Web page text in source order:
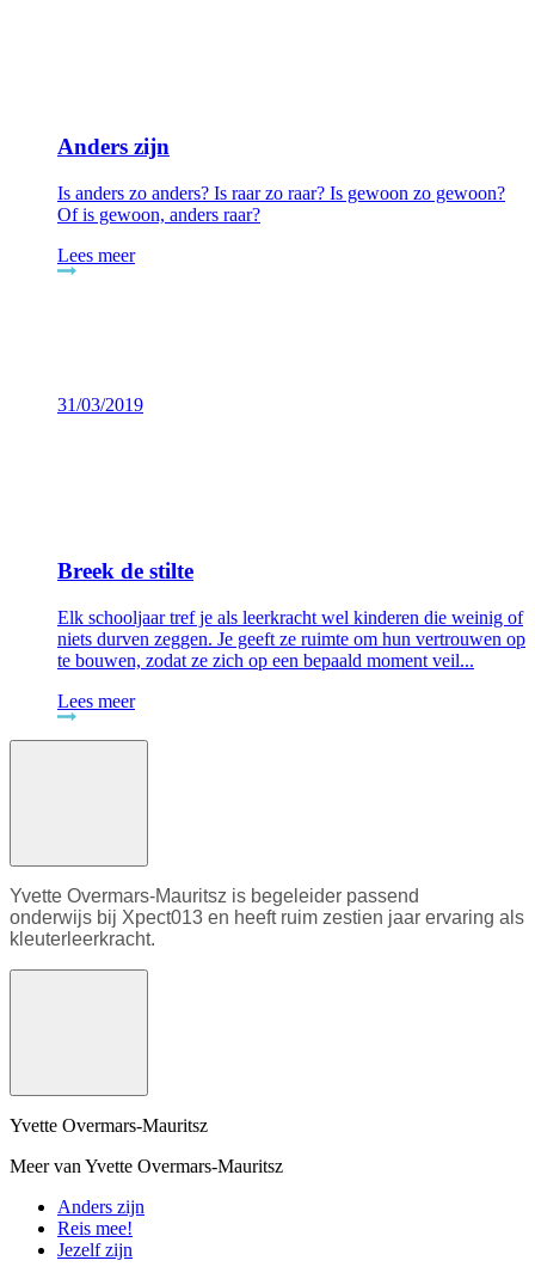
Anders zijn
Is anders zo anders? Is raar zo raar? Is gewoon zo gewoon?
Of is gewoon, anders raar?
Lees meer
31/03/2019
Breek de stilte
Elk schooljaar tref je als leerkracht wel kinderen die weinig of
niets durven zeggen. Je geeft ze ruimte om hun vertrouwen op
te bouwen, zodat ze zich op een bepaald moment veil...
Lees meer
Yvette Overmars-Mauritsz is begeleider passend
onderwijs bij Xpect013 en heeft ruim zestien jaar ervaring als
kleuterleerkracht.
Yvette Overmars-Mauritsz
Meer van Yvette Overmars-Mauritsz
Anders zijn
Reis mee!
Jezelf zijn